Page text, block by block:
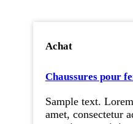
Achat
Chaussures pour
Sample text.
amet, consectetur